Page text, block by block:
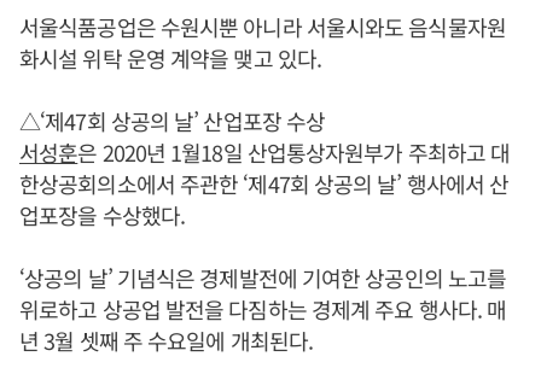
서울식품공업은 수원시뿐 아니라 서울시와도 음식물자원
화시설 위탁 운영 계약을 맺고 있다.
△‘제47회 상공의 날’ 산업포장 수상
서성훈은 2020년 1월18일 산업통상자원부가 주최하고 대
한상공회의소에서 주관한 ‘제47회 상공의 날’ 행사에서 산
업포장을 수상했다.
‘상공의 날’ 기념식은 경제발전에 기여한 상공인의 노고를
위로하고 상공업 발전을 다짐하는 경제계 주요 행사다. 매
년 3월 셋째 주 수요일에 개최된다.